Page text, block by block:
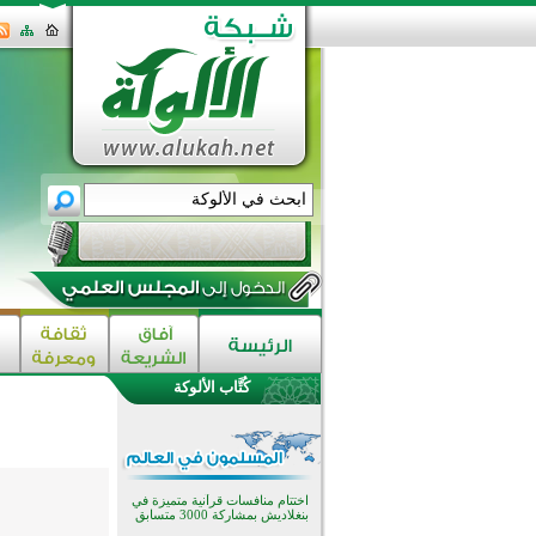
كُتَّاب الألوكة
اختتام الدورة التاسعة لمسابقة حفظ
تيسليتش تختتم برنامجا تعليميا لتعزيز
القيم وبناء الشخصية للشباب
المسلمين
اختتام منافسات قرآنية متميزة في
بنغلاديش بمشاركة 3000 متسابق